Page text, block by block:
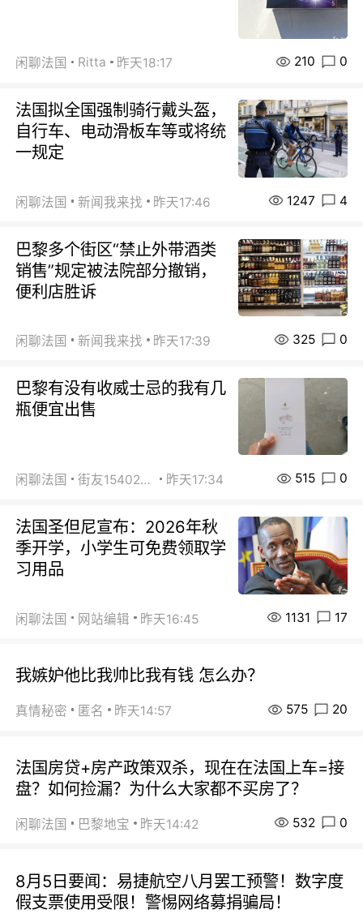
闲聊法国 Ritta 昨天18:17 210 0
法国拟全国强制骑行戴头盔，
自行车、电动滑板车等或将统
一规定
闲聊法国 新闻我来找 昨天17:46 1247 4
巴黎多个街区“禁止外带酒类
销售”规定被法院部分撤销，
便利店胜诉
闲聊法国 新闻我来找 昨天17:39 325 0
巴黎有没有收威士忌的我有几
瓶便宜出售
闲聊法国 街友15402223 昨天17:34 515 0
法国圣但尼宣布：2026年秋
季开学，小学生可免费领取学
习用品
闲聊法国 网站编辑 昨天16:45 1131 17
我嫉妒他比我帅比我有钱 怎么办？
真情秘密 匿名 昨天14:57 575 20
法国房贷+房产政策双杀，现在在法国上车=接
盘？如何捡漏？为什么大家都不买房了？
闲聊法国 巴黎地宝 昨天14:42 532 0
8月5日要闻：易捷航空八月罢工预警！数字度
假支票使用受限！警惕网络募捐骗局！